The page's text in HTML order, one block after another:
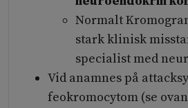
Normalt
stark klinisk
specialist med
Vid anamnes på
feokromocytom (se